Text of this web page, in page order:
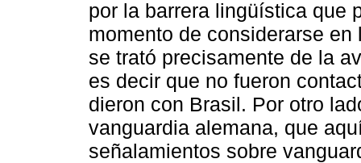
por la barrera lingüística que
momento de considerarse
se trató precisamente de la
es decir que no fueron
dieron con Brasil. Por otro
vanguardia alemana, que
señalamientos sobre